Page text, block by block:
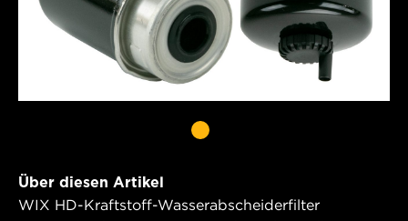
Über diesen Artikel
WIX HD-Kraftstoff-Wasserabscheiderfilter